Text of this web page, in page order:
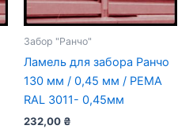
Забор "Ранчо"
Ламель для забора Ранчо
130 мм / 0,45 мм / РЕМА
RAL 3011- 0,45мм
232,00 ₴